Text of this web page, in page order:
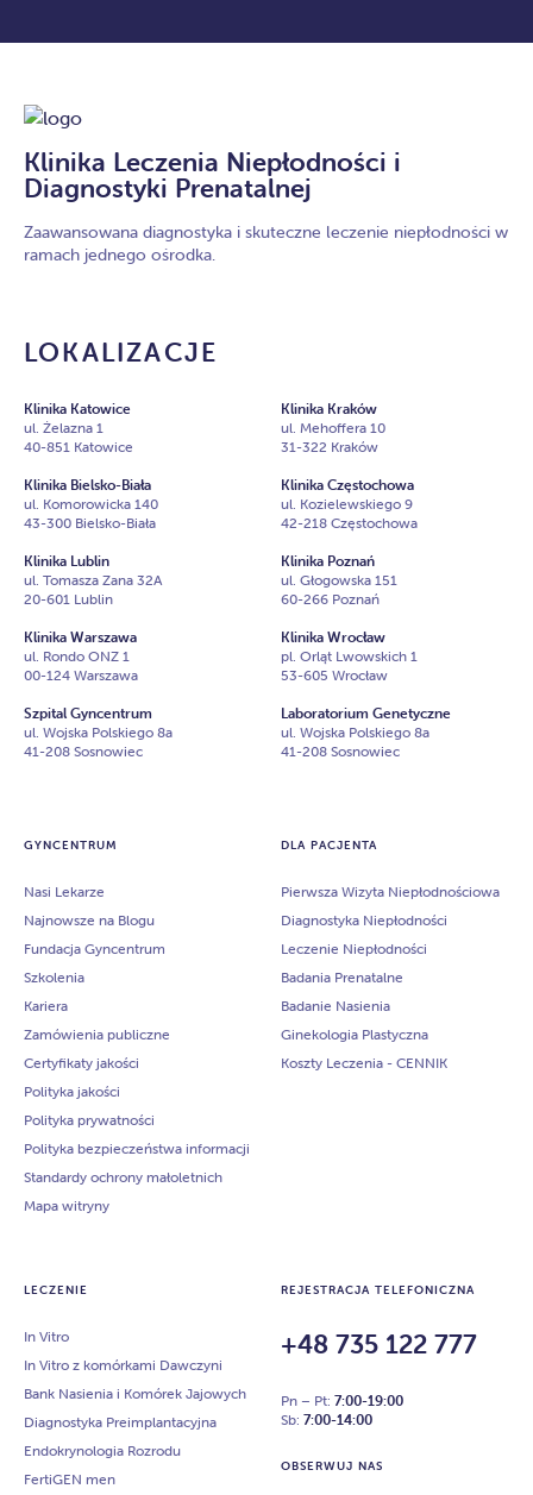
Klinika Leczenia Niepłodności i
Diagnostyki Prenatalnej
Zaawansowana diagnostyka i skuteczne leczenie niepłodności w
ramach jednego ośrodka.
GYNCENTRUM
Nasi Lekarze
Najnowsze na Blogu
Fundacja Gyncentrum
Szkolenia
Kariera
Zamówienia publiczne
Certyfikaty jakości
Polityka jakości
Polityka prywatności
Polityka bezpieczeństwa informacji
Standardy ochrony małoletnich
Mapa witryny
DLA PACJENTA
Pierwsza Wizyta Niepłodnościowa
Diagnostyka Niepłodności
Leczenie Niepłodności
Badania Prenatalne
Badanie Nasienia
Ginekologia Plastyczna
Koszty Leczenia - CENNIK
LECZENIE
In Vitro
In Vitro z komórkami Dawczyni
Bank Nasienia i Komórek Jajowych
Diagnostyka Preimplantacyjna
Endokrynologia Rozrodu
FertiGEN men
LOKALIZACJE
Klinika Katowice
ul. Żelazna 1
40-851 Katowice
Klinika Kraków
ul. Mehoffera 10
31-322 Kraków
Klinika Bielsko-Biała
ul. Komorowicka 140
43-300 Bielsko-Biała
Klinika Częstochowa
ul. Kozielewskiego 9
42-218 Częstochowa
Klinika Lublin
ul. Tomasza Zana 32A
20-601 Lublin
Klinika Poznań
ul. Głogowska 151
60-266 Poznań
Klinika Warszawa
ul. Rondo ONZ 1
00-124 Warszawa
Klinika Wrocław
pl. Orląt Lwowskich 1
53-605 Wrocław
Szpital Gyncentrum
ul. Wojska Polskiego 8a
41-208 Sosnowiec
Laboratorium Genetyczne
ul. Wojska Polskiego 8a
41-208 Sosnowiec
REJESTRACJA TELEFONICZNA
+48 735 122 777
Pn – Pt: 7:00-19:00
Sb: 7:00-14:00
OBSERWUJ NAS